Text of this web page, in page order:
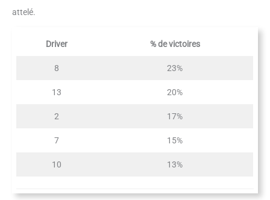
attelé.
Driver % de victoires
8 23%
13 20%
2 17%
7 15%
10 13%